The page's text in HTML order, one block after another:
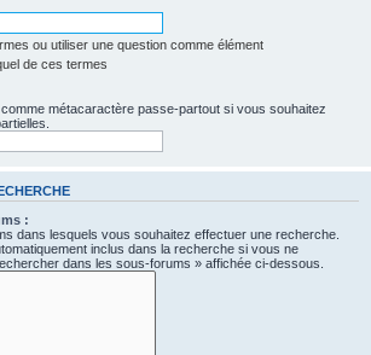
ou utiliser une question comme élément
de ces termes
métacaractère passe-partout si vous souhaitez
:
dans lesquels vous souhaitez effectuer une recherche.
inclus dans la recherche si vous ne
dans les sous-forums » affichée ci-dessous.